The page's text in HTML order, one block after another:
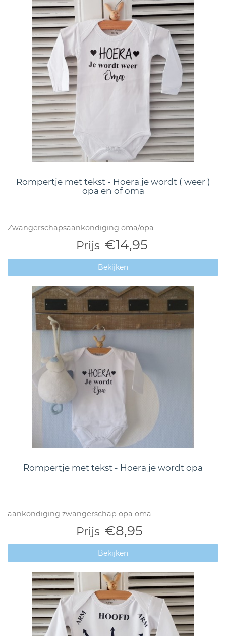
Rompertje met tekst - Hoera je wordt ( weer )
opa en of oma
Zwangerschapsaankondiging oma/opa
Prijs €14,95
Bekijken
Rompertje met tekst - Hoera je wordt opa
aankondiging zwangerschap opa oma
Prijs €8,95
Bekijken